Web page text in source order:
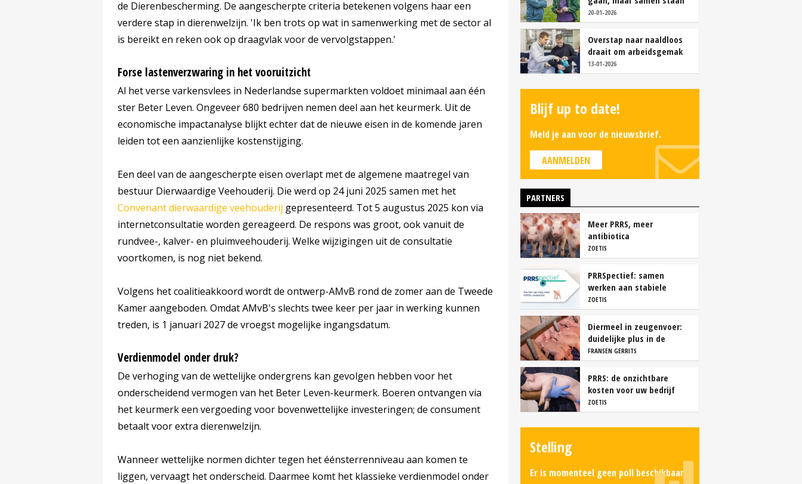
de Dierenbescherming. De aangescherpte criteria betekenen volgens haar een
verdere stap in dierenwelzijn. 'Ik ben trots op wat in samenwerking met de sector al
is bereikt en reken ook op draagvlak voor de vervolgstappen.'
Forse lastenverzwaring in het vooruitzicht
Al het verse varkensvlees in Nederlandse supermarkten voldoet minimaal aan één
ster Beter Leven. Ongeveer 680 bedrijven nemen deel aan het keurmerk. Uit de
economische impactanalyse blijkt echter dat de nieuwe eisen in de komende jaren
leiden tot een aanzienlijke kostenstijging.
Een deel van de aangescherpte eisen overlapt met de algemene maatregel van
bestuur Dierwaardige Veehouderij. Die werd op 24 juni 2025 samen met het
Convenant dierwaardige veehouderij gepresenteerd. Tot 5 augustus 2025 kon via
internetconsultatie worden gereageerd. De respons was groot, ook vanuit de
rundvee-, kalver- en pluimveehouderij. Welke wijzigingen uit de consultatie
voortkomen, is nog niet bekend.
Volgens het coalitieakkoord wordt de ontwerp-AMvB rond de zomer aan de Tweede
Kamer aangeboden. Omdat AMvB's slechts twee keer per jaar in werking kunnen
treden, is 1 januari 2027 de vroegst mogelijke ingangsdatum.
Verdienmodel onder druk?
De verhoging van de wettelijke ondergrens kan gevolgen hebben voor het
onderscheidend vermogen van het Beter Leven-keurmerk. Boeren ontvangen via
het keurmerk een vergoeding voor bovenwettelijke investeringen; de consument
betaalt voor extra dierenwelzijn.
Wanneer wettelijke normen dichter tegen het éénsterrenniveau aan komen te
liggen, vervaagt het onderscheid. Daarmee komt het klassieke verdienmodel onder
we stukken sterker'
20-01-2026
Overstap naar naaldloos
draait om arbeidsgemak
en diervriendelijkheid
13-01-2026
Blijf up to date!
Meld je aan voor de nieuwsbrief.
AANMELDEN
PARTNERS
Meer PRRS, meer
antibiotica
ZOETIS
PRRSpectief: samen
werken aan stabiele
resultaten
ZOETIS
Diermeel in zeugenvoer:
duidelijke plus in de
kraamstal
FRANSEN GERRITS
PRRS: de onzichtbare
kosten voor uw bedrijf
ZOETIS
Stelling
Er is momenteel geen poll beschikbaar.